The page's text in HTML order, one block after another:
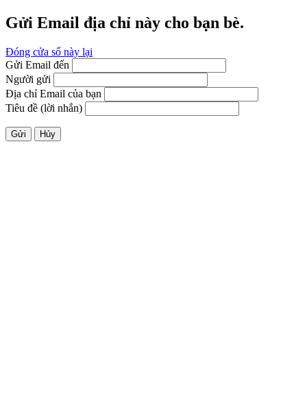
Gửi Email địa chỉ này cho bạn bè.
Đóng cửa sổ này lại
Gửi Email đến
Người gửi
Địa chỉ Email của bạn
Tiêu đề (lời nhắn)
Gửi Hủy